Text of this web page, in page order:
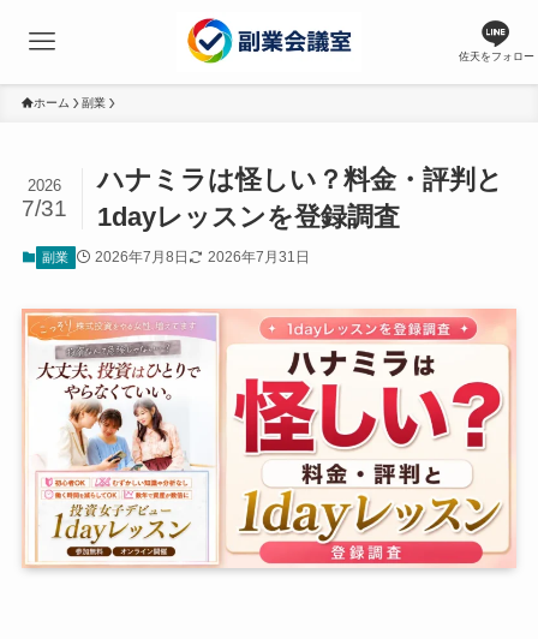
佐天をフォロー
ホーム 副業
ハナミラは怪しい？料金・評判と
1dayレッスンを登録調査
2026
7/31
副業 2026年7月8日 2026年7月31日